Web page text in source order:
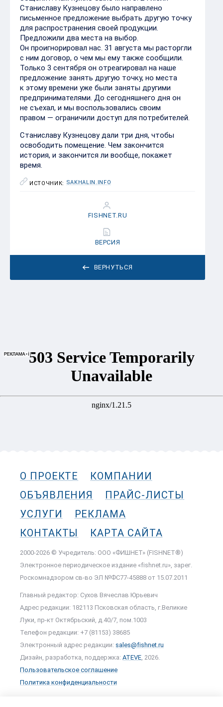
Станиславу Кузнецову было направлено
письменное предложение выбрать другую точку
для распространения своей продукции.
Предложили два места на выбор.
Он проигнорировал нас. 31 августа мы расторгли
с ним договор, о чем мы ему также сообщили.
Только 3 сентября он отреагировал на наше
предложение занять другую точку, но места
к этому времени уже были заняты другими
предпринимателями. До сегодняшнего дня он
не съехал, и мы воспользовались своим
правом — ограничили доступ для потребителей.
Станиславу Кузнецову дали три дня, чтобы
освободить помещение. Чем закончится
история, и закончится ли вообще, покажет
время.
ИСТОЧНИК: SAKHALIN.INFO
ВЕРНУТЬСЯ
FISHNET.RU
ВЕРСИЯ
О ПРОЕКТЕ
КОМПАНИИ
ОБЪЯВЛЕНИЯ
ПРАЙС-ЛИСТЫ
УСЛУГИ
РЕКЛАМА
КОНТАКТЫ
КАРТА САЙТА
2000-2026 © Учредитель: ООО «ФИШНЕТ» (FISHNET®)
Электронное периодическое издание «fishnet.ru», зарег.
Роскомнадзором cв-во ЭЛ №ФС77-45888 от 15.07.2011
Главный редактор: Сухов Вячеслав Юрьевич
Адрес редакции: 182113 Псковская область, г.Великие
Луки, пр-кт Октябрьский, д.40/7, пом.1003
Телефон редакции: +7 (81153) 38685
Электронный адрес редакции: sales@fishnet.ru
Дизайн, разработка, поддержка: ATEVE , 2026.
Пользовательское соглашение
Политика конфиденциальности